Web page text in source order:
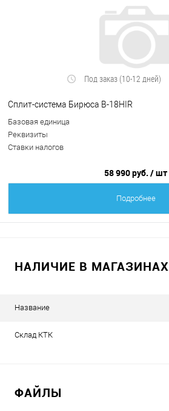
Под заказ (10-12 дней)
Сплит-система Бирюса B-18HIR
Базовая единица
Реквизиты
Ставки налогов
58 990 руб. / шт
Подробнее
НАЛИЧИЕ В МАГАЗИНАХ
Название
Склад КТК
ФАЙЛЫ